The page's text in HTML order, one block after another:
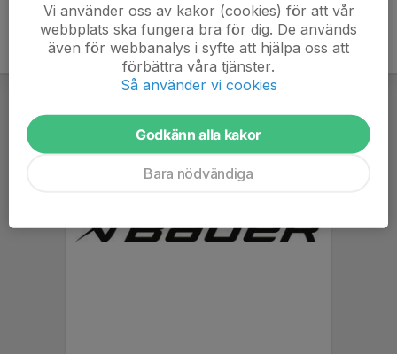
Vi använder oss av kakor (cookies) för att vår
webbplats ska fungera bra för dig. De används
även för webbanalys i syfte att hjälpa oss att
förbättra våra tjänster.
Så använder vi cookies
Godkänn alla kakor
Bara nödvändiga